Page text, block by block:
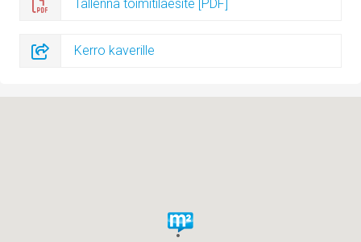
Tallenna toimitilaesite [PDF]
Kerro kaverille